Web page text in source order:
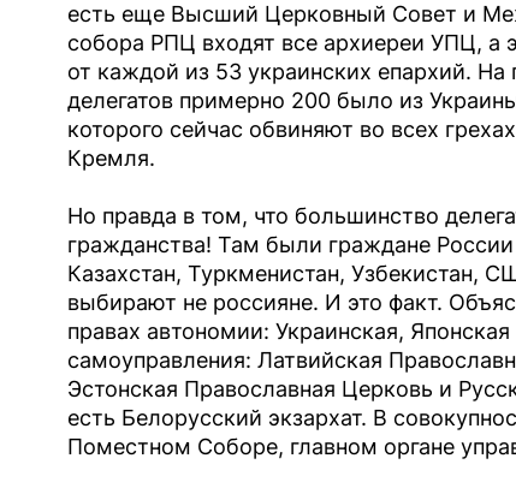
есть еще Высший Церковный Совет и
собора РПЦ входят все архиереи УПЦ, а
от каждой из 53 украинских епархий.
делегатов примерно 200 было из
которого сейчас обвиняют во всех
Кремля.
Но правда в том, что большинство
гражданства! Там были граждане России
Казахстан, Туркменистан, Узбекистан,
выбирают не россияне. И это факт.
правах автономии: Украинская,
самоуправления: Латвийская
Эстонская Православная Церковь и
есть Белорусский экзархат. В
Поместном Соборе, главном органе